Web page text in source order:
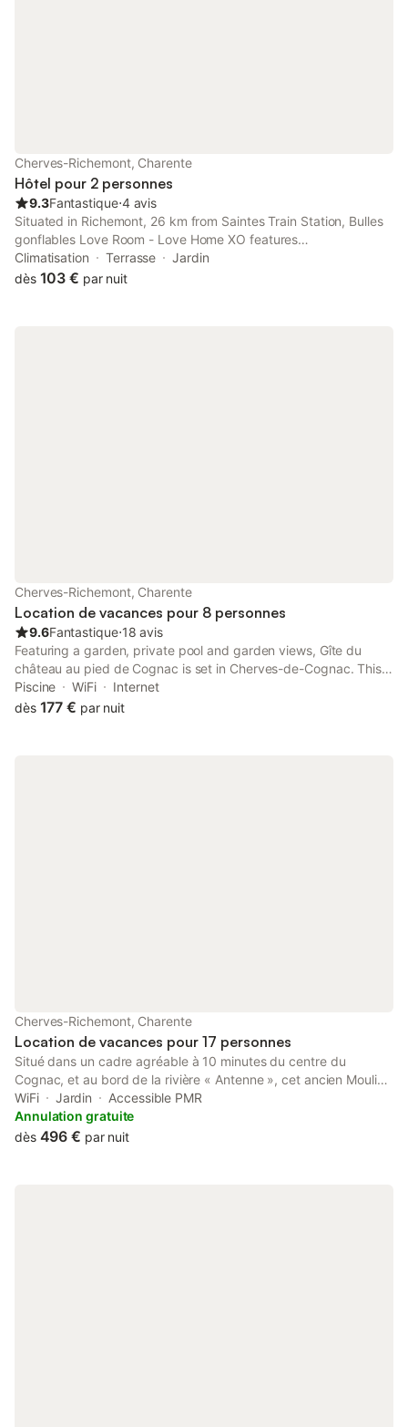
Cherves-Richemont, Charente
Hôtel pour 2 personnes
9.3Fantastique⋅4 avis
Situated in Richemont, 26 km from Saintes Train Station, Bulles
gonflables Love Room - Love Home XO features
accommodation with a garden, free private parking, a terrace
and a restaurant.
Climatisation Terrasse
Jardin
dès 103 € par nuit
Cherves-Richemont, Charente
Location de vacances pour 8 personnes
9.6Fantastique⋅18 avis
Featuring a garden, private pool and garden views, Gîte du
château au pied de Cognac is set in Cherves-de-Cognac. This
property offers access to a terrace, table tennis, free private
parking and free WiFi.
Piscine WiFi
Internet
dès 177 € par nuit
Cherves-Richemont, Charente
Location de vacances pour 17 personnes
Situé dans un cadre agréable à 10 minutes du centre du
Cognac, et au bord de la rivière « Antenne », cet ancien Moulin
du 19ème siècle appartenant aujourd’hui à Grand Cognac
Communauté d’Agglomération a été rénové et réhabilité en Gîte
de Groupes en 2006. 2 chambres sont accessibles aux PMR.
WiFi Jardin
Accessible PMR
Annulation gratuite
dès 496 € par nuit